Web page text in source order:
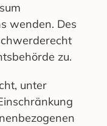
wenden. Des
zu.
unter